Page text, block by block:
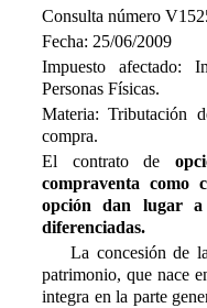
Consulta número
Fecha: 25/06/2009
Impuesto afectado:
Personas Físicas.
Materia: Tributación
compra.
El contrato de
compraventa como
opción dan lugar a
diferenciadas.
La concesión de la
patrimonio, que nace
integra en la parte